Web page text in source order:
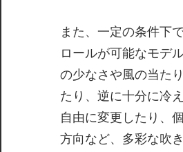
また、一定の条件下
ロールが可能なモデ
の少なさや風の当た
たり、逆に十分に冷
自由に変更したり、
方向など、多彩な吹